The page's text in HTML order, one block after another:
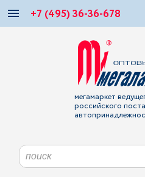
+7 (495) 36-36-678
мегамаркет
российского